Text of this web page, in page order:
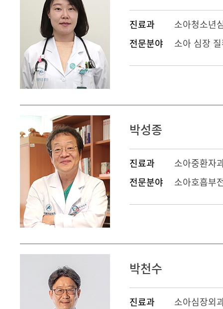
진료과
소아청소년
전문분야
소아 심장
박성종
진료과
소아중환자
전문분야
소아호흡부
박천수
진료과
소아심장외